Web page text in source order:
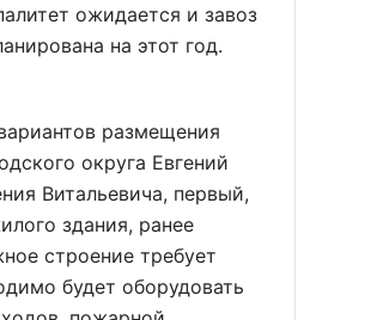
ожидается и завоз
на этот год.
размещения
округа Евгений
Витальевича, первый,
здания, ранее
строение требует
будет оборудовать